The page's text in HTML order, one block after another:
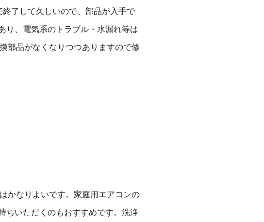
了して久しいので、部品が入手で
り、電気系のトラブル・水漏れ等は
部品がなくなりつつありますので修
かなりよいです。家庭用エアコンの
ちいただくのもおすすめです。洗浄